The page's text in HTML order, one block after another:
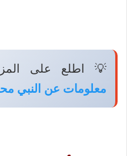
💡 اطلع على
معلومات عن النبي